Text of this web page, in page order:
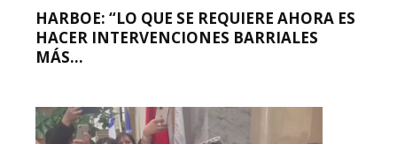
HARBOE: “LO QUE SE REQUIERE AHORA ES
HACER INTERVENCIONES BARRIALES
MÁS...